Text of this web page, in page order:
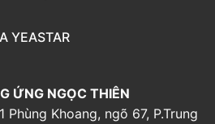
YEASTAR
ỨNG NGỌC THIÊN
Phùng Khoang, ngõ 67, P.Trung